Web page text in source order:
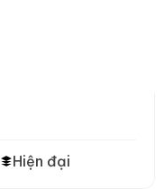
Hiện đại